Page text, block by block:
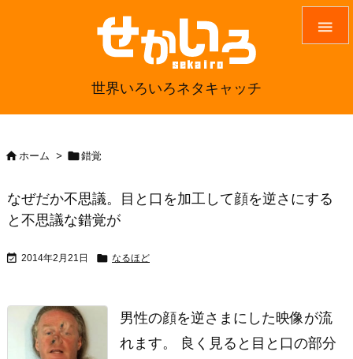
世界いろいろネタキャッチ

ホーム > 錯覚
なぜだか不思議。目と口を加工して顔を逆さにする
と不思議な錯覚が
 2014年2月21日  なるほど
男性の顔を逆さまにした映像が流
れます。 良く見ると目と口の部分